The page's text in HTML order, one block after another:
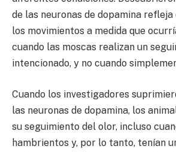
de las neuronas de dopamina
los movimientos a medida que
cuando las moscas realizan un
intencionado, y no cuando
Cuando los investigadores
las neuronas de dopamina, los
su seguimiento del olor, incluso
hambrientos y, por lo tanto, tenían